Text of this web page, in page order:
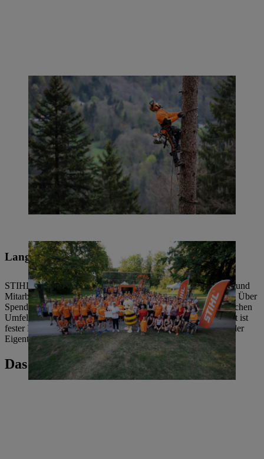
Langfristiges soziales Engagement
STIHL fördert soziales Engagement. Unsere Mitarbeiterinnen und
Mitarbeiter nehmen ehrenamtliche Aufgaben und Ämter wahr. Über
Spenden unterstützen wir Projekte im regionalen und thematischen
Umfeld des Unternehmens. Langfristiges soziales Engagement ist
fester Bestandteil der Firmenpolitik bei STIHL und wird von der
Eigentümerfamilie vorgelebt.
Das könnte Sie auch interessieren